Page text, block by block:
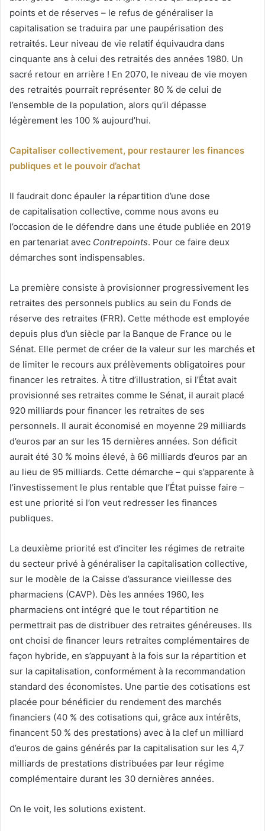
points et de réserves – le refus de généraliser la
capitalisation se traduira par une paupérisation des
retraités. Leur niveau de vie relatif équivaudra dans
cinquante ans à celui des retraités des années 1980. Un
sacré retour en arrière ! En 2070, le niveau de vie moyen
des retraités pourrait représenter 80 % de celui de
l’ensemble de la population, alors qu’il dépasse
légèrement les 100 % aujourd’hui.
Capitaliser collectivement, pour restaurer les finances
publiques et le pouvoir d’achat
Il faudrait donc épauler la répartition d’une dose
de capitalisation collective, comme nous avons eu
l’occasion de le défendre dans une étude publiée en 2019
en partenariat avec Contrepoints. Pour ce faire deux
démarches sont indispensables.
La première consiste à provisionner progressivement les
retraites des personnels publics au sein du Fonds de
réserve des retraites (FRR). Cette méthode est employée
depuis plus d’un siècle par la Banque de France ou le
Sénat. Elle permet de créer de la valeur sur les marchés et
de limiter le recours aux prélèvements obligatoires pour
financer les retraites. À titre d’illustration, si l’État avait
provisionné ses retraites comme le Sénat, il aurait placé
920 milliards pour financer les retraites de ses
personnels. Il aurait économisé en moyenne 29 milliards
d’euros par an sur les 15 dernières années. Son déficit
aurait été 30 % moins élevé, à 66 milliards d’euros par an
au lieu de 95 milliards. Cette démarche – qui s’apparente à
l’investissement le plus rentable que l’État puisse faire –
est une priorité si l’on veut redresser les finances
publiques.
La deuxième priorité est d’inciter les régimes de retraite
du secteur privé à généraliser la capitalisation collective,
sur le modèle de la Caisse d’assurance vieillesse des
pharmaciens (CAVP). Dès les années 1960, les
pharmaciens ont intégré que le tout répartition ne
permettrait pas de distribuer des retraites généreuses. Ils
ont choisi de financer leurs retraites complémentaires de
façon hybride, en s’appuyant à la fois sur la répartition et
sur la capitalisation, conformément à la recommandation
standard des économistes. Une partie des cotisations est
placée pour bénéficier du rendement des marchés
financiers (40 % des cotisations qui, grâce aux intérêts,
financent 50 % des prestations) avec à la clef un milliard
d’euros de gains générés par la capitalisation sur les 4,7
milliards de prestations distribuées par leur régime
complémentaire durant les 30 dernières années.
On le voit, les solutions existent.